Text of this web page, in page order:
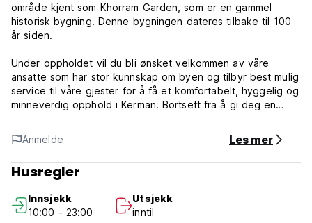
område kjent som Khorram Garden, som er en gammel
historisk bygning. Denne bygningen dateres tilbake til 100
år siden.
Under oppholdet vil du bli ønsket velkommen av våre
ansatte som har stor kunnskap om byen og tilbyr best mulig
service til våre gjester for å få et komfortabelt, hyggelig og
minneverdig opphold i Kerman. Bortsett fra å gi deg en
hver morgen eller bare lage mat selv på vandrerhjemmets
kjøkken.
Vi tilbyr to typer rimelige rom i vårt historiske hus, sovesaler
og varm dusj.
Anmelde Les mer
Husregler
Innsjekk
10:00 - 23:00
Utsjekk
inntil